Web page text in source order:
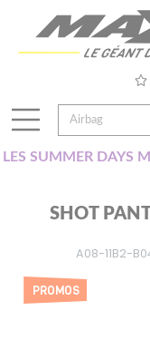
LES SUMMER DAYS
SHOT
A08-11B2-
PROMOS